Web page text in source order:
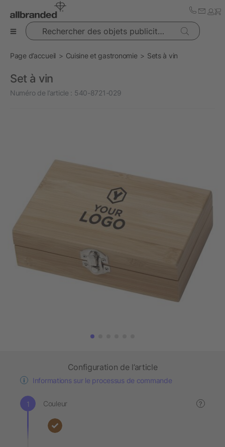
Rechercher des objets publicitaires
Page d’accueil Cuisine et gastronomie Sets à vin
Set à vin
Numéro de l’article : 540-8721-029
Configuration de l’article
Informations sur le processus de commande
Couleur ?